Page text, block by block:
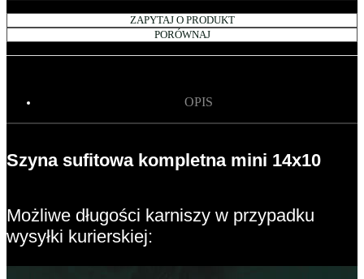
ZAPYTAJ O PRODUKT
PORÓWNAJ
OPIS
Szyna sufitowa kompletna mini 14x10
Możliwe długości karniszy w przypadku
wysyłki kurierskiej: